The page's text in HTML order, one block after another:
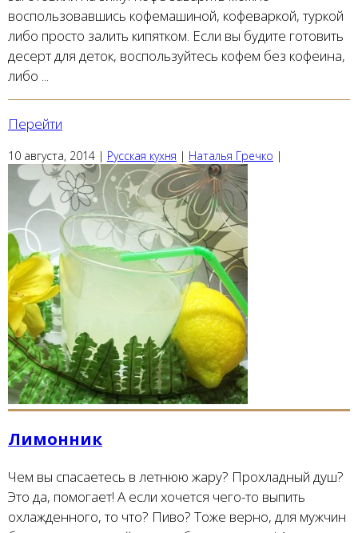
воспользовавшись кофемашиной, кофеваркой, туркой
либо просто залить кипятком. Если вы будите готовить
десерт для деток, воспользуйтесь кофем без кофеина,
либо ...
Перейти
10 августа, 2014 | Русская кухня | Наталья Гречко |
Лимонник
Чем вы спасаетесь в летнюю жару? Прохладный душ?
Это да, помогает! А если хочется чего-то выпить
охлажденного, то что? Пиво? Тоже верно, для мужчин